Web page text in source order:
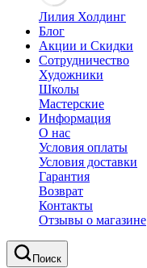
Лилия Холдинг
Блог
Акции и Скидки
Сотрудничество
Художники
Школы
Мастерские
Информация
О нас
Условия оплаты
Условия доставки
Гарантия
Возврат
Контакты
Отзывы о магазине
Поиск